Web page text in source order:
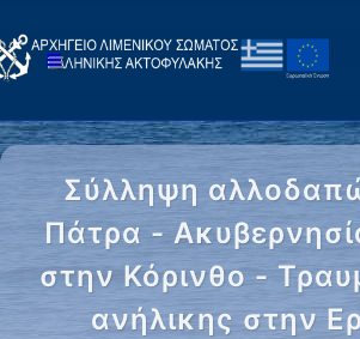
Σύλληψη
Πάτρα -
στην Κόρινθο -
ανήλικης στην